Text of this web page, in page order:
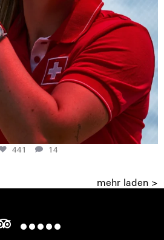
441 14
mehr laden >